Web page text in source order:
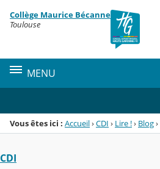
Menu de la rubrique
Contenu
Collège Maurice Bécanne
Toulouse
MENU
Vous êtes ici : Accueil›CDI › Lire !› Blog›
CDI